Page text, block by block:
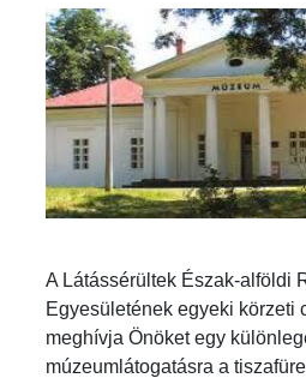
A Látássérültek Észak-alföldi
Egyesületének egyeki körzeti
meghívja Önöket egy
múzeumlátogatásra a